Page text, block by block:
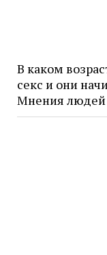
В каком
секс и они
Мнения людей